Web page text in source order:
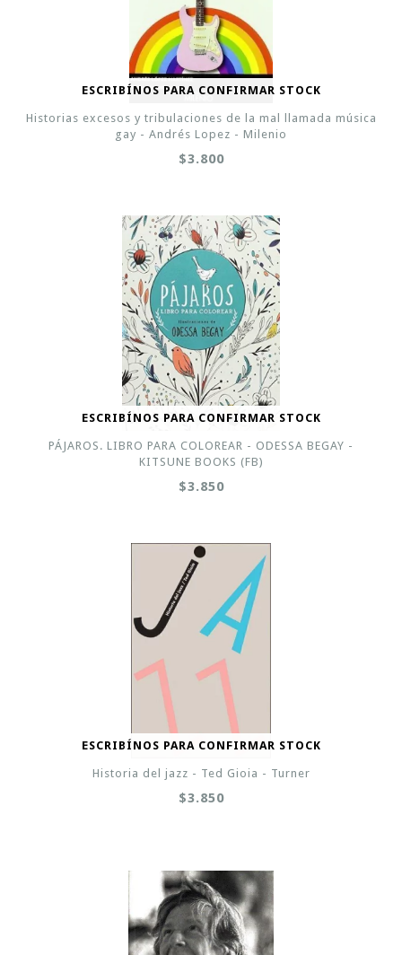
ESCRIBÍNOS PARA CONFIRMAR STOCK
Historias excesos y tribulaciones de la mal llamada música
gay - Andrés Lopez - Milenio
$3.800
ESCRIBÍNOS PARA CONFIRMAR STOCK
PÁJAROS. LIBRO PARA COLOREAR - ODESSA BEGAY -
KITSUNE BOOKS (FB)
$3.850
ESCRIBÍNOS PARA CONFIRMAR STOCK
Historia del jazz - Ted Gioia - Turner
$3.850